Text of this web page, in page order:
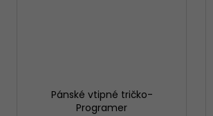
Pánské vtipné tričko-
Programer